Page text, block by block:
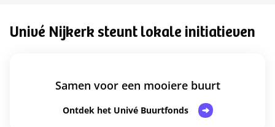
Univé Nijkerk steunt lokale initiatieven
Samen voor een mooiere buurt
Ontdek het Univé Buurtfonds